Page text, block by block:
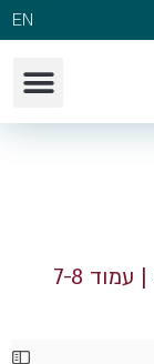
EN
| עמוד 7-8